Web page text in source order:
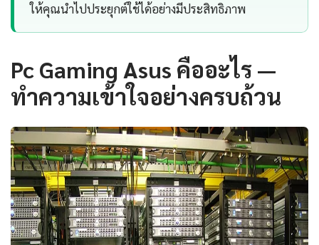
ให้คุณนำไปประยุกต์ใช้ได้อย่างมีประสิทธิภาพ
Pc Gaming Asus คืออะไร —
ทำความเข้าใจอย่างครบถ้วน